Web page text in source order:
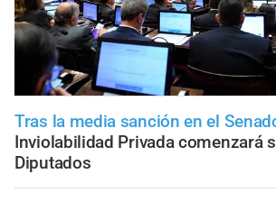
Tras la media sanción en el
Inviolabilidad Privada comenzará
Diputados